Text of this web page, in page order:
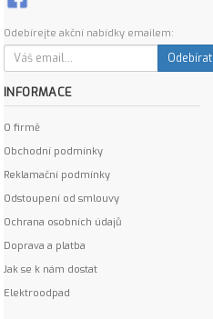
Odebírejte akční nabídky emailem:
Odebírat
INFORMACE
O firmě
Obchodní podmínky
Reklamační podmínky
Odstoupení od smlouvy
Ochrana osobních údajů
Doprava a platba
Jak se k nám dostat
Elektroodpad